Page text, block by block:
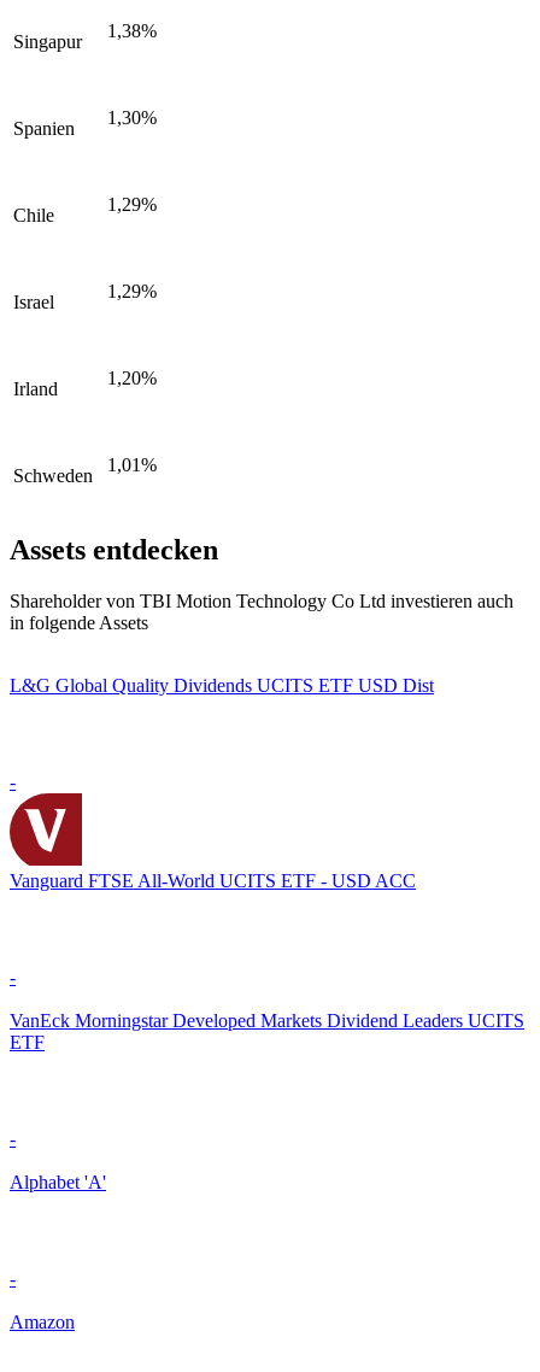
Singapur
1,38%
Spanien
1,30%
Chile
1,29%
Israel
1,29%
Irland
1,20%
Schweden
1,01%
Assets entdecken
Shareholder von TBI Motion Technology Co Ltd investieren auch
in folgende Assets
L&G Global Quality Dividends UCITS ETF USD Dist
-
Vanguard FTSE All-World UCITS ETF - USD ACC
-
VanEck Morningstar Developed Markets Dividend Leaders UCITS
ETF
-
Alphabet 'A'
-
Amazon